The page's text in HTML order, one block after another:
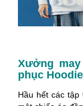
Xưởng
phục Hoodie
Hầu hết các